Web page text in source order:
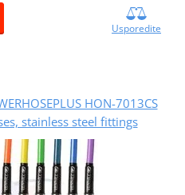
Usporedite
HON-7013CS
stainless steel fittings